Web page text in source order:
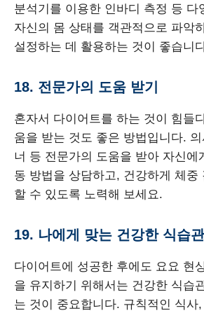
분석기를 이용한 인바디 측정 등 다
자신의 몸 상태를 객관적으로 파악
설정하는 데 활용하는 것이 좋습니
18. 전문가의 도움 받기
혼자서 다이어트를 하는 것이 힘들
움을 받는 것도 좋은 방법입니다.
너 등 전문가의 도움을 받아 자신에
동 방법을 상담하고, 건강하게 체중
할 수 있도록 노력해 보세요.
19. 나에게 맞는 건강한 식습
다이어트에 성공한 후에도 요요 현
을 유지하기 위해서는 건강한 식습
는 것이 중요합니다. 규칙적인 식사